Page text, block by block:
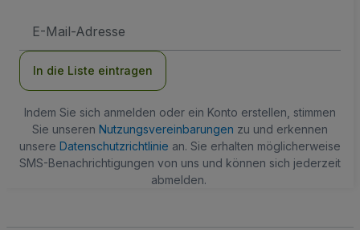
Mail-
In die Liste eintragen
Indem Sie sich anmelden oder ein Konto erstellen, stimmen
Sie unseren Nutzungsvereinbarungen zu und erkennen
unsere Datenschutzrichtlinie an. Sie erhalten möglicherweise
SMS-Benachrichtigungen von uns und können sich jederzeit
abmelden.